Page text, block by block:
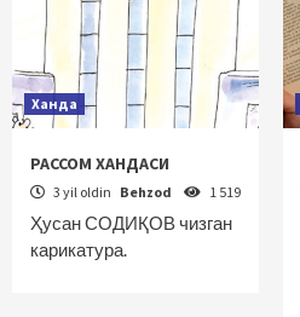
Ханда
РАССОМ ХАНДАСИ
3 yil oldin Behzod 1 519
Ҳусан СОДИҚОВ чизган
карикатура.